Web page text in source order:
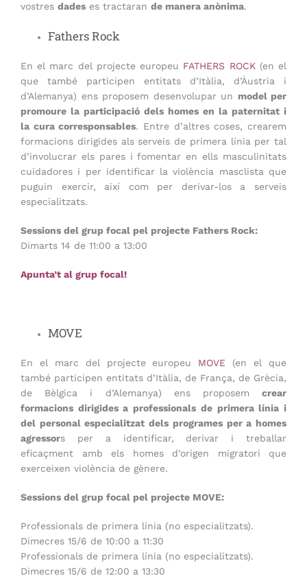
vostres dades es tractaran de manera anònima.
Fathers Rock
En el marc del projecte europeu FATHERS ROCK(en el
que també participen entitats d’Itàlia, d’Àustria i
d’Alemanya) ens proposem desenvolupar un model per
promoure la participació dels homes en la paternitat i
la cura corresponsables. Entre d’altres coses, crearem
formacions dirigides als serveis de primera línia per tal
d’involucrar els pares i fomentar en ells masculinitats
cuidadores i per identificar la violència masclista que
puguin exercir, així com per derivar-los a serveis
especialitzats.
Sessions del grup focal pel projecte Fathers Rock:
Dimarts 14 de 11:00 a 13:00
Apunta’t al grup focal!
MOVE
En el marc del projecte europeu MOVE (en el que
també participen entitats d’Itàlia, de França, de Grècia,
de Bèlgica i d’Alemanya) ens proposem crear
formacions dirigides a professionals de primera línia i
del personal especialitzat dels programes per a homes
agressors per a identificar, derivar i treballar
eficaçment amb els homes d’origen migratori que
exerceixen violència de gènere.
Sessions del grup focal pel projecte MOVE:
Professionals de primera línia (no especialitzats).
Dimecres 15/6 de 10:00 a 11:30
Professionals de primera línia (no especialitzats).
Dimecres 15/6 de 12:00 a 13:30